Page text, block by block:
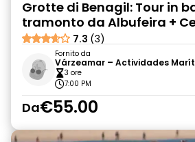
Grotte di Benagil: Tour in
tramonto da Albufeira +
7.3 (3)
Fornito da
Várzeamar – Actividades
3 ore
7:00 PM
Da€55.00